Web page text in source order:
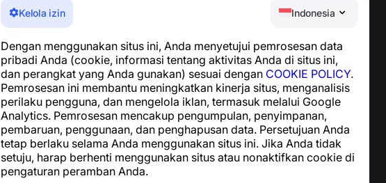
Kelola izin Indonesia
Dengan menggunakan situs ini, Anda menyetujui pemrosesan data
pribadi Anda (cookie, informasi tentang aktivitas Anda di situs ini,
dan perangkat yang Anda gunakan) sesuai dengan COOKIE POLICY.
Pemrosesan ini membantu meningkatkan kinerja situs, menganalisis
perilaku pengguna, dan mengelola iklan, termasuk melalui Google
Analytics. Pemrosesan mencakup pengumpulan, penyimpanan,
pembaruan, penggunaan, dan penghapusan data. Persetujuan Anda
tetap berlaku selama Anda menggunakan situs ini. Jika Anda tidak
setuju, harap berhenti menggunakan situs atau nonaktifkan cookie di
pengaturan peramban Anda.
Berita dan Artikel
Tentang proyek
Kontak